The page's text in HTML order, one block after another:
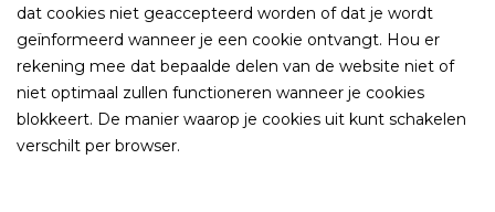
dat cookies niet geaccepteerd worden of dat je wordt
geïnformeerd wanneer je een cookie ontvangt. Hou er
rekening mee dat bepaalde delen van de website niet of
niet optimaal zullen functioneren wanneer je cookies
blokkeert. De manier waarop je cookies uit kunt schakelen
verschilt per browser.